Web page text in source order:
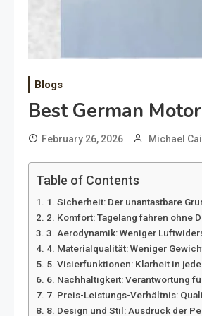
Blogs
Best German
February 26, 2026 Michael
Table of Contents
1. Sicherheit: Der unantastbare
2. Komfort: Tagelang fahren ohne
3. Aerodynamik: Weniger
4. Materialqualität: Weniger
5. Visierfunktionen: Klarheit in
6. Nachhaltigkeit: Verantwortung
7. Preis-Leistungs-Verhältnis:
8. Design und Stil: Ausdruck der